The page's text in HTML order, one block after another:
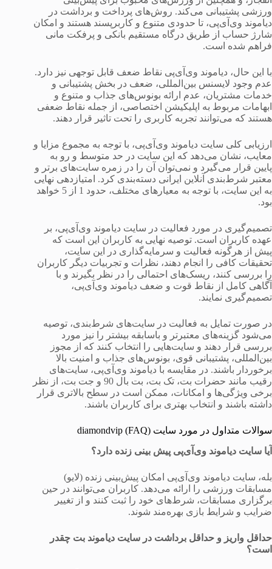
ورزشی پشتیبانی می‌کند. روش‌های پرداخت و برداشت در
دیاموند وی‌آی‌پی، تا حدودی متنوع و کاربرپسند هستند و امکان
شارژ حساب از طریق درگاه مستقیم بانکی و پرفکت مانی
فراهم شده است.
با این حال، دیاموند وی‌آی‌پی نقاط ضعف قابل توجهی نیز دارد.
عدم وجود لایسنس بین‌المللی، ضعف در بخش پشتیبانی و
خدمات مشتریان، عدم ارائه بونوس‌های جذاب و متنوع و
ابهامات مربوط به اپلیکیشن اختصاصی، از جمله نقاط ضعفی
هستند که می‌توانند تجربه کاربری را تحت تاثیر قرار دهند.
ارزیابی کلی سایت دیاموند وی‌آی‌پی، با توجه به مجموع مزایا و
معایب، نشان می‌دهد که این سایت در حد متوسط و رو به
پایین قرار می‌گیرد و نمی‌توان آن را در زمره سایت‌های برتر و
معتبر شرط‌بندی آنلاین ایرانی دسته‌بندی کرد. امتیازدهی نهایی
به این سایت، با توجه به معیارهای مختلف، حدود 1 از 5 خواهد
بود.
تصمیم‌گیری در مورد فعالیت در سایت دیاموند وی‌آی‌پی، بر
عهده کاربران است. توصیه نهایی به کاربران این است که
پیش از هرگونه فعالیت و سرمایه‌گذاری در این سایت،
تحقیقات کافی را انجام دهند، نظرات و تجربیات دیگر کاربران
را بررسی کنند، ریسک‌های احتمالی را در نظر بگیرند و با
آگاهی کامل از نقاط قوت و ضعف دیاموند وی‌آی‌پی،
تصمیم‌گیری نمایند.
در صورت تمایل به فعالیت در سایت‌های شرط‌بندی، توصیه
می‌شود گزینه‌های معتبرتر و باسابقه بیشتر را نیز مورد
بررسی قرار دهند و سایت‌هایی را انتخاب کنند که از مجوز
بین‌المللی، پشتیبانی قوی، بونوس‌های جذاب و امنیت بالا
برخوردار باشند. در مقایسه با دیاموند وی‌آی‌پی، سایت‌های
رقیب مانند حضرات بت، تک بت، بت بال 90 و جت بت، از نظر
برخی ویژگی‌ها و امکانات، ممکن است در سطح بالاتری قرار
داشته باشند و انتخاب بهتری برای کاربران باشند.
سوالات متداول در مورد سایت diamondvip (FAQ)
آیا سایت دیاموند وی‌آی‌پی پیش بینی زنده دارد؟
بله، سایت دیاموند وی‌آی‌پی امکان پیش‌بینی زنده (لایو)
مسابقات ورزشی را ارائه می‌دهد. کاربران می‌توانند در حین
برگزاری مسابقات، شرط‌های خود را ثبت کنند و از تغییر
ضرایب و شرایط بازی بهره‌مند شوند.
حداقل واریز و حداقل برداشت در سایت دیاموند بت چقدر
است؟